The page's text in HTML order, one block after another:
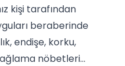
kişi tarafından
beraberinde
endişe, korku,
nöbetleri...